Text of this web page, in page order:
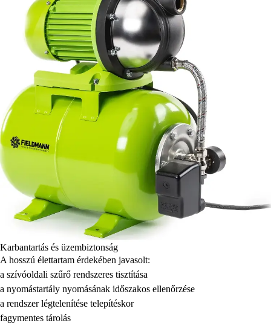
Karbantartás és üzembiztonság
A hosszú élettartam érdekében javasolt:
a szívóoldali szűrő rendszeres tisztítása
a nyomástartály nyomásának időszakos ellenőrzése
a rendszer légtelenítése telepítéskor
fagymentes tárolás